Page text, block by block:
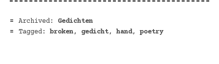
Archived:
Gedichten
Tagged:
broken, gedicht, hand, poetry